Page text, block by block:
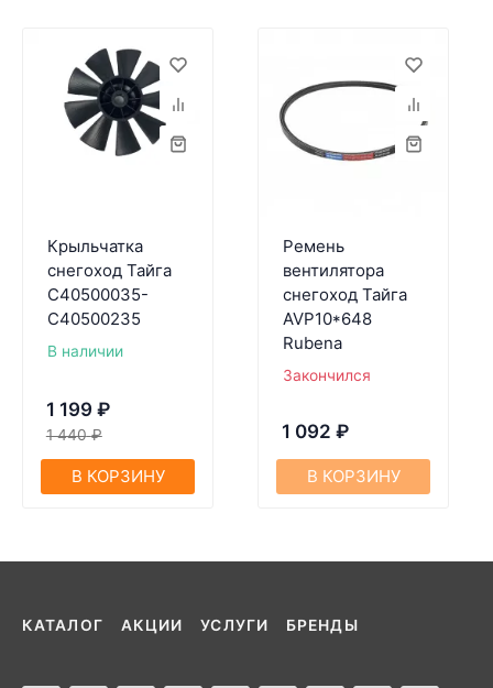
Крыльчатка
снегоход Тайга
С40500035-
С40500235
В наличии
1 199 ₽
1 440 ₽
В КОРЗИНУ
Ремень
вентилятора
снегоход Тайга
AVP10*648
Rubena
Закончился
1 092 ₽
В КОРЗИНУ
КАТАЛОГ АКЦИИ УСЛУГИ БРЕНДЫ